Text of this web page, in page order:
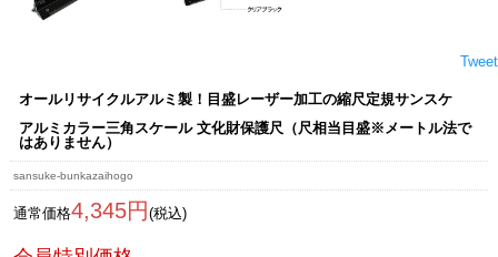
Tweet
オールリサイクルアルミ製！目盛レーザー加工の縮尺定規サンスケ
アルミカラー三角スケール 文化財保護尺（尺相当目盛※メートル法で
はありません）
sansuke-bunkazaihogo
通常価格4,345円 (税込)